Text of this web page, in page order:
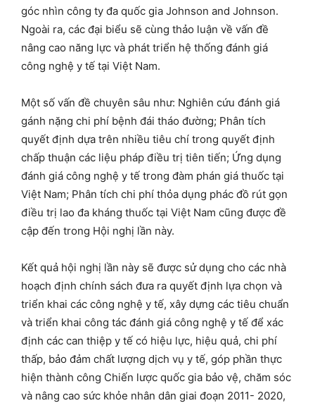
góc nhìn công ty đa quốc gia Johnson and Johnson.
Ngoài ra, các đại biểu sẽ cùng thảo luận về vấn đề
nâng cao năng lực và phát triển hệ thống đánh giá
công nghệ y tế tại Việt Nam.
Một số vấn đề chuyên sâu như: Nghiên cứu đánh giá
gánh nặng chi phí bệnh đái tháo đường; Phân tích
quyết định dựa trên nhiều tiêu chí trong quyết định
chấp thuận các liệu pháp điều trị tiên tiến; Ứng dụng
đánh giá công nghệ y tế trong đàm phán giá thuốc tại
Việt Nam; Phân tích chi phí thỏa dụng phác đồ rút gọn
điều trị lao đa kháng thuốc tại Việt Nam cũng được đề
cập đến trong Hội nghị lần này.
Kết quả hội nghị lần này sẽ được sử dụng cho các nhà
hoạch định chính sách đưa ra quyết định lựa chọn và
triển khai các công nghệ y tế, xây dựng các tiêu chuẩn
và triển khai công tác đánh giá công nghệ y tế để xác
định các can thiệp y tế có hiệu lực, hiệu quả, chi phí
thấp, bảo đảm chất lượng dịch vụ y tế, góp phần thực
hiện thành công Chiến lược quốc gia bảo vệ, chăm sóc
và nâng cao sức khỏe nhân dân giai đoạn 2011- 2020,